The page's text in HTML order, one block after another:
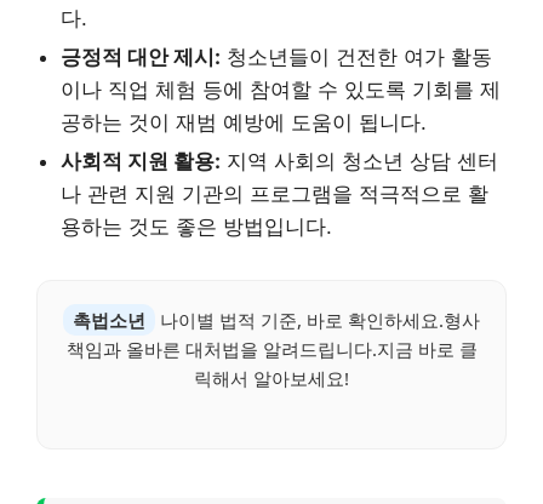
다.
긍정적 대안 제시: 청소년들이 건전한 여가 활동
이나 직업 체험 등에 참여할 수 있도록 기회를 제
공하는 것이 재범 예방에 도움이 됩니다.
사회적 지원 활용: 지역 사회의 청소년 상담 센터
나 관련 지원 기관의 프로그램을 적극적으로 활
용하는 것도 좋은 방법입니다.
촉법소년
나이별 법적 기준, 바로 확인하세요.형사
책임과 올바른 대처법을 알려드립니다.지금 바로 클
릭해서 알아보세요!